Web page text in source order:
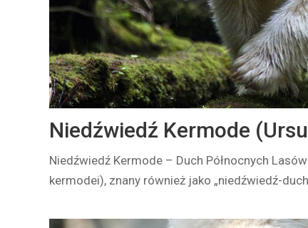
Niedźwiedź Kermode
Niedźwiedź Kermode – Duch Północnych
kermodei), znany również jako „niedźwiedź-